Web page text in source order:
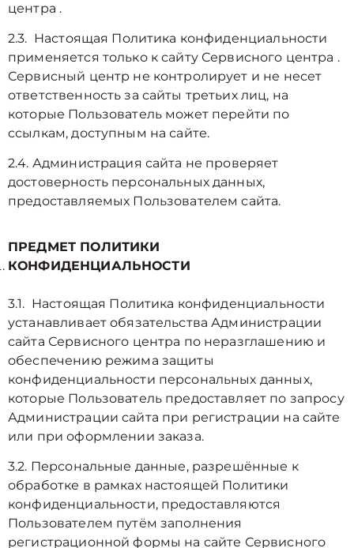
центра .
2.3. Настоящая Политика конфиденциальности
применяется только к сайту Сервисного центра .
Сервисный центр не контролирует и не несет
ответственность за сайты третьих лиц, на
которые Пользователь может перейти по
ссылкам, доступным на сайте.
2.4. Администрация сайта не проверяет
достоверность персональных данных,
предоставляемых Пользователем сайта.
ПРЕДМЕТ ПОЛИТИКИ
КОНФИДЕНЦИАЛЬНОСТИ
3.1. Настоящая Политика конфиденциальности
устанавливает обязательства Администрации
сайта Сервисного центра по неразглашению и
обеспечению режима защиты
конфиденциальности персональных данных,
которые Пользователь предоставляет по запросу
Администрации сайта при регистрации на сайте
или при оформлении заказа.
3.2. Персональные данные, разрешённые к
обработке в рамках настоящей Политики
конфиденциальности, предоставляются
Пользователем путём заполнения
регистрационной формы на cайте Сервисного